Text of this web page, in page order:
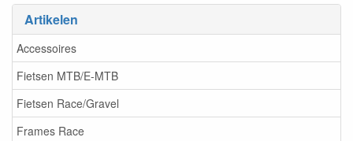
Artikelen
Accessoires
Fietsen MTB/E-MTB
Fietsen Race/Gravel
Frames Race